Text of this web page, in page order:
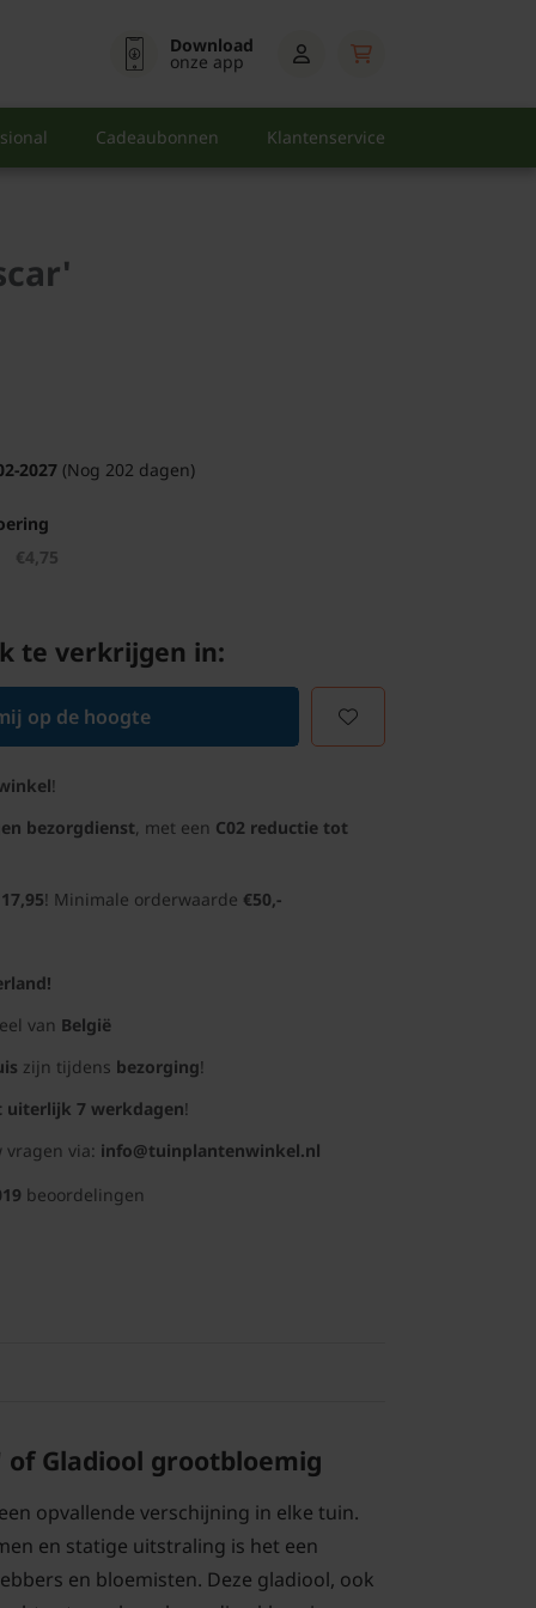
Download
onze app
Cadeaubonnen Klantenservice
2027 (Nog 202 dagen)
€4,75
te verkrijgen in:
op de hoogte
!
bezorgdienst, met een C02 reductie tot
! Minimale orderwaarde €50,-
van België
zijn tijdens bezorging!
uiterlijk 7 werkdagen!
vragen via: info@tuinplantenwinkel.nl
beoordelingen
of Gladiool grootbloemig
opvallende verschijning in elke tuin.
en statige uitstraling is het een
en bloemisten. Deze gladiool, ook